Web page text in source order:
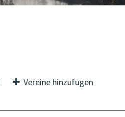
Vereine hinzufügen